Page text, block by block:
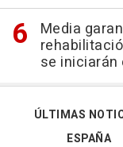
Media
se
ÚLTIMAS
ESPAÑA